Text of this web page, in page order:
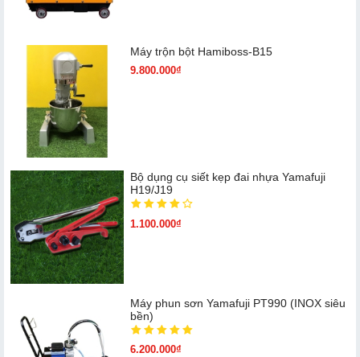
Máy trộn bột Hamiboss-B15
9.800.000₫
Bộ dụng cụ siết kẹp đai nhựa Yamafuji
H19/J19
1.100.000₫
Máy phun sơn Yamafuji PT990 (INOX siêu
bền)
6.200.000₫